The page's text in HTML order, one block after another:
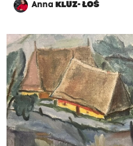
AnnaKLUZ- ŁOŚ